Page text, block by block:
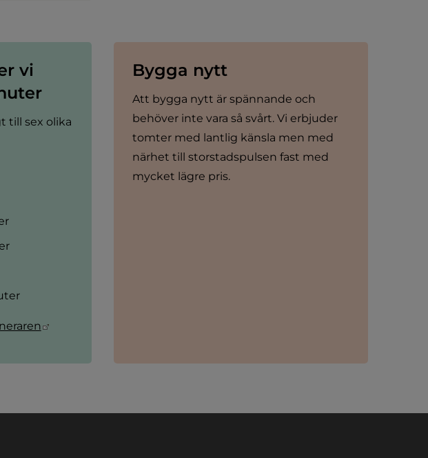
vi
till sex olika
Länk till annan webbplats.
Bygga nytt
Att bygga nytt är spännande och
behöver inte vara så svårt. Vi erbjuder
tomter med lantlig känsla men med
närhet till storstadspulsen fast med
mycket lägre pris.